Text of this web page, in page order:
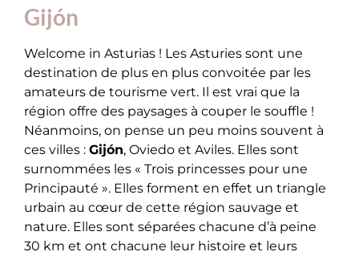
Gijón
Welcome in Asturias ! Les Asturies sont une
destination de plus en plus convoitée par les
amateurs de tourisme vert. Il est vrai que la
région offre des paysages à couper le souffle !
Néanmoins, on pense un peu moins souvent à
ces villes : Gijón, Oviedo et Aviles. Elles sont
surnommées les « Trois princesses pour une
Principauté ». Elles forment en effet un triangle
urbain au cœur de cette région sauvage et
nature. Elles sont séparées chacune d’à peine
30 km et ont chacune leur histoire et leurs